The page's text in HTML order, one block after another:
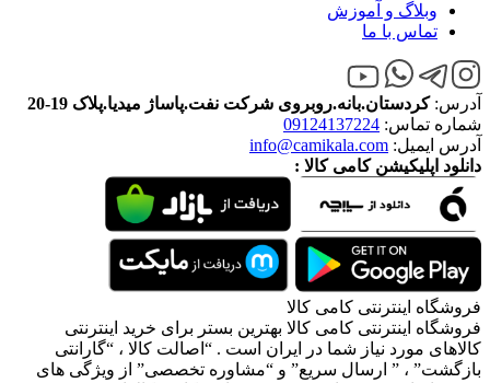
و آموزش
با ما
شرکت نفت.پاساژ میدیا.پلاک 19-20
09124137224
info@camikala.com
کامی کالا :
کامی کالا
کامی کالا بهترین بستر برای خرید اینترنتی
نیاز شما در ایران است . “اصالت کالا ، “گارانتی
” ارسال سریع” و “مشاوره تخصصی” از ویژگی های